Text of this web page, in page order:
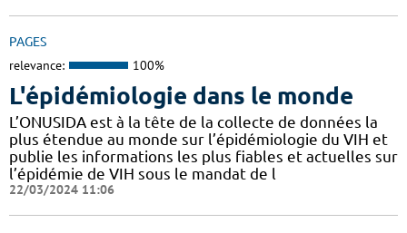
PAGES
relevance: 100%
L'épidémiologie dans le monde
L’ONUSIDA est à la tête de la collecte de données la
plus étendue au monde sur l’épidémiologie du VIH et
publie les informations les plus fiables et actuelles sur
l’épidémie de VIH sous le mandat de l
22/03/2024 11:06